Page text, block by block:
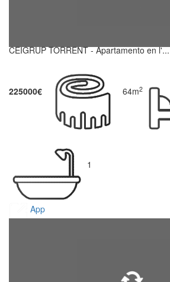
CEIGRUP TORRENT - Apartamento en l'...
225000€ 64m2
1
App